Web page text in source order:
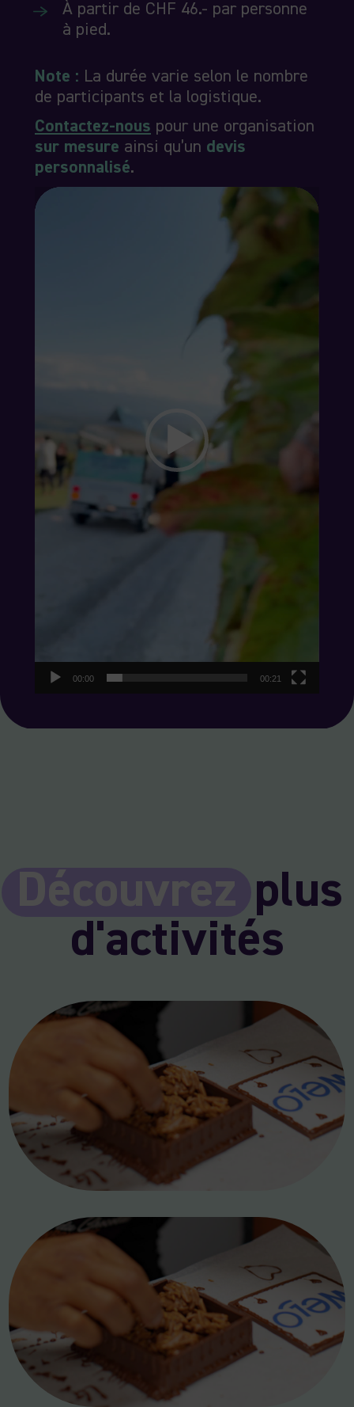
À partir de CHF 46.- par personne
à pied.
Note : La durée varie selon le nombre
de participants et la logistique.
Contactez-nous pour une organisation
sur mesure ainsi qu’un devis
personnalisé.
Lecteur
00:00 00:21
Découvrezplus
d'activités